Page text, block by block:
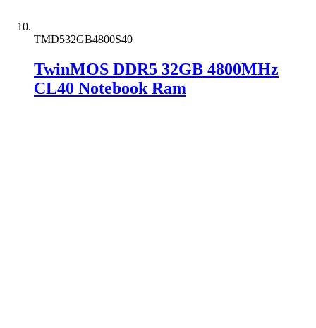
TMD532GB4800S40
TwinMOS DDR5 32GB 4800MHz
CL40 Notebook Ram